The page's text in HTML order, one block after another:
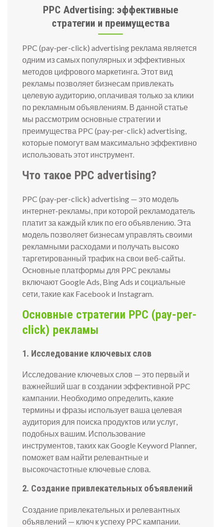
PPC Advertising: эффективные
стратегии и преимущества
PPC (pay-per-click) advertising реклама является
одним из самых популярных и эффективных
методов цифрового маркетинга. Этот вид
рекламы позволяет бизнесам привлекать
целевую аудиторию, оплачивая только за клики
по рекламным объявлениям. В данной статье
мы рассмотрим основные стратегии и
преимущества PPC (pay-per-click) advertising,
которые помогут вам максимально эффективно
использовать этот инструмент.
Что такое PPC advertising?
PPC (pay-per-click) advertising — это модель
интернет-рекламы, при которой рекламодатель
платит за каждый клик по его объявлению. Эта
модель позволяет бизнесам управлять своими
рекламными расходами и получать высоко
таргетированный трафик на свои веб-сайты.
Основные платформы для PPC рекламы
включают Google Ads, Bing Ads и социальные
сети, такие как Facebook и Instagram.
Основные стратегии PPC (pay-per-
click) рекламы
1. Исследование ключевых слов
Исследование ключевых слов — это первый и
важнейший шаг в создании эффективной PPC
кампании. Необходимо определить, какие
термины и фразы использует ваша целевая
аудитория для поиска продуктов или услуг,
подобных вашим. Использование
инструментов, таких как Google Keyword Planner,
поможет вам найти релевантные и
высокочастотные ключевые слова.
2. Создание привлекательных объявлений
Создание привлекательных и релевантных
объявлений — ключ к успеху PPC кампании.